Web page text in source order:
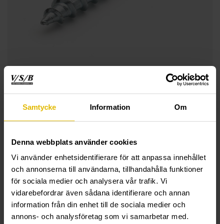
Samtycke Information Om
Denna webbplats använder cookies
Vi använder enhetsidentifierare för att anpassa innehållet
och annonserna till användarna, tillhandahålla funktioner
för sociala medier och analysera vår trafik. Vi
vidarebefordrar även sådana identifierare och annan
information från din enhet till de sociala medier och
annons- och analysföretag som vi samarbetar med.